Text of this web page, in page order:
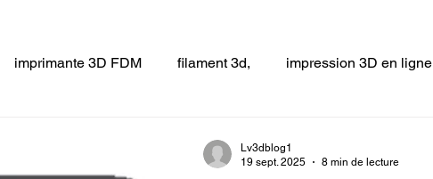
imprimante 3D FDM filament 3d, impression 3D en ligne
Lv3dblog1
19 sept. 2025
8 min de lecture